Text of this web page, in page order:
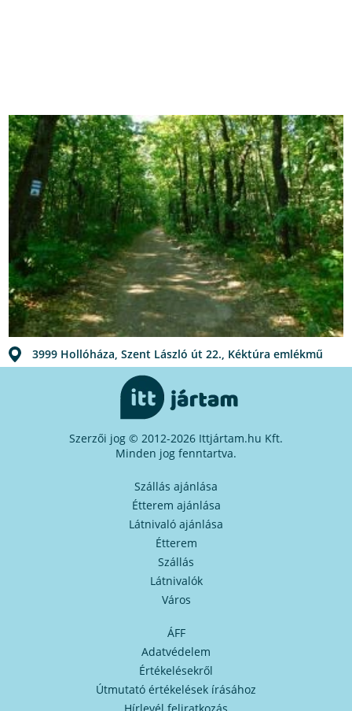
3999 Hollóháza, Szent László út 22., Kéktúra emlékmű
Szerzői jog © 2012-2026 Ittjártam.hu Kft.
Minden jog fenntartva.
Szállás ajánlása
Étterem ajánlása
Látnivaló ajánlása
Étterem
Szállás
Látnivalók
Város
ÁFF
Adatvédelem
Értékelésekről
Útmutató értékelések írásához
Hírlevél feliratkozás